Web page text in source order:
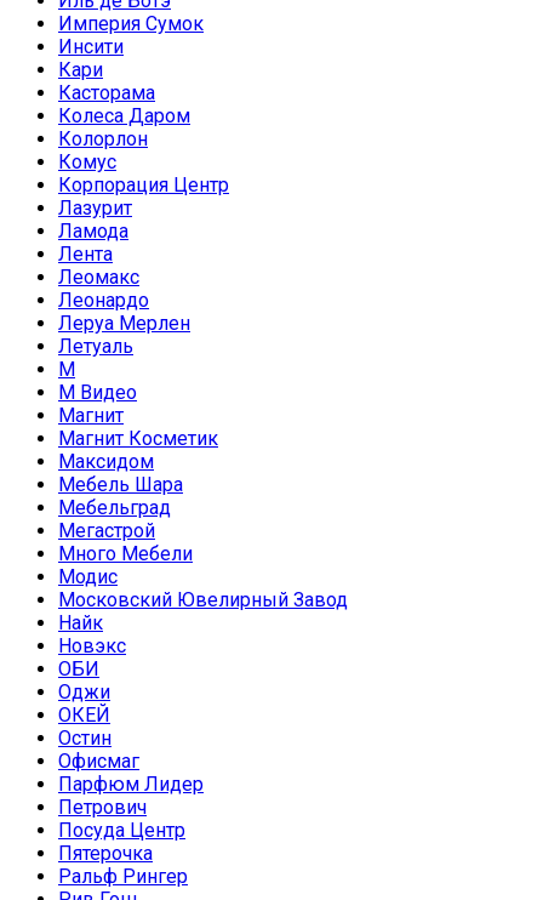
Империя Сумок
Инсити
Кари
Касторама
Колеса Даром
Колорлон
Комус
Корпорация Центр
Лазурит
Ламода
Лента
Леомакс
Леонардо
Леруа Мерлен
Летуаль
М
М Видео
Магнит
Магнит Косметик
Максидом
Мебель Шара
Мебельград
Мегастрой
Много Мебели
Модис
Московский Ювелирный Завод
Найк
Новэкс
ОБИ
Оджи
ОКЕЙ
Остин
Офисмаг
Парфюм Лидер
Петрович
Посуда Центр
Пятерочка
Ральф Рингер